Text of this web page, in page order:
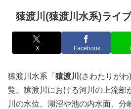
猿渡川(猿渡川水系)ライ
X Facebook
猿渡川水系「 猿渡川 (さわたりが
覧。猿渡川における河川の上流部
川の水位、湖沼や池の内水面、分